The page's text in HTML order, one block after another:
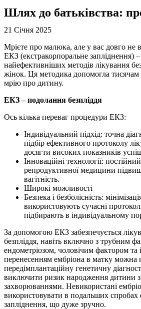
Шлях до батьківства:
21 Січня 2025
Мрієте про малюка, але у вас довго не
ЕКЗ (екстракорпоральне запліднення)
найефективніших методів лікування
жінок. Ця методика допомогла тисячам
мрію про дитину.
ЕКЗ – подолання безпліддя
Ось кілька переваг процедури ЕКЗ:
Індивідуальний підхід: точна
підбір ефективного протоколу
досягти високих показників
Інноваційні технології:
репродуктивної медицини
вагітність.
Широкі можливості
Безпека і безболісність:
використовують сучасні
підбирають в індивідуальному
За допомогою ЕКЗ забезпечується
безпліддя, навіть включно з трубним
ендометріозом, чоловічим фактором
перенесенням ембріона в матку можна
передімплантаційну генетичну
виключити ризик народження дитини
захворюваннями. Невикористані
використовувати в подальших спробах
запліднення, що дуже зручно.